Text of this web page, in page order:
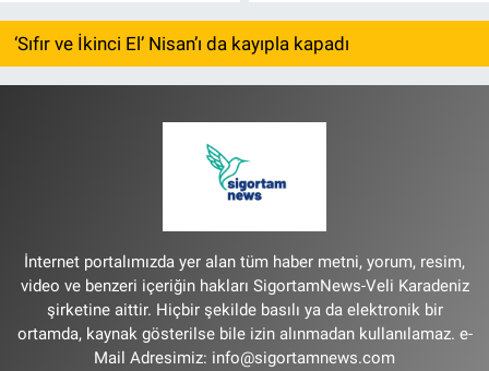
‘Sıfır ve İkinci El’ Nisan’ı da kayıpla kapadı
İnternet portalımızda yer alan tüm haber metni, yorum, resim,
video ve benzeri içeriğin hakları SigortamNews-Veli Karadeniz
şirketine aittir. Hiçbir şekilde basılı ya da elektronik bir
ortamda, kaynak gösterilse bile izin alınmadan kullanılamaz. e-
Mail Adresimiz: info@sigortamnews.com